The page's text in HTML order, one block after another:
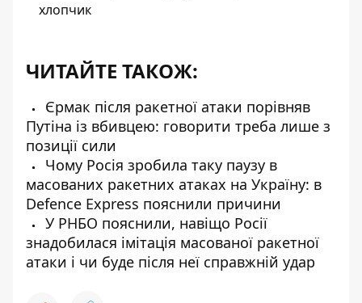
хлопчик
ЧИТАЙТЕ ТАКОЖ:
Єрмак після ракетної атаки порівняв
Путіна із вбивцею: говорити треба лише з
позиції сили
Чому Росія зробила таку паузу в
масованих ракетних атаках на Україну: в
Defence Express пояснили причини
У РНБО пояснили, навіщо Росії
знадобилася імітація масованої ракетної
атаки і чи буде після неї справжній удар